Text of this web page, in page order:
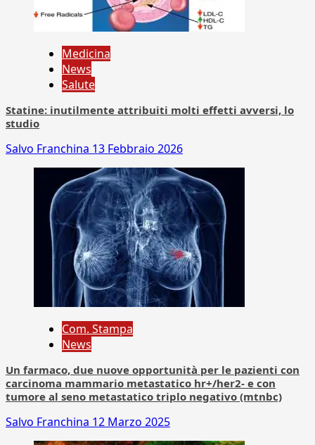
Medicina
News
Salute
Statine: inutilmente attribuiti molti effetti avversi, lo
studio
Salvo Franchina 13 Febbraio 2026
Com. Stampa
News
Un farmaco, due nuove opportunità per le pazienti con
carcinoma mammario metastatico hr+/her2- e con
tumore al seno metastatico triplo negativo (mtnbc)
Salvo Franchina 12 Marzo 2025